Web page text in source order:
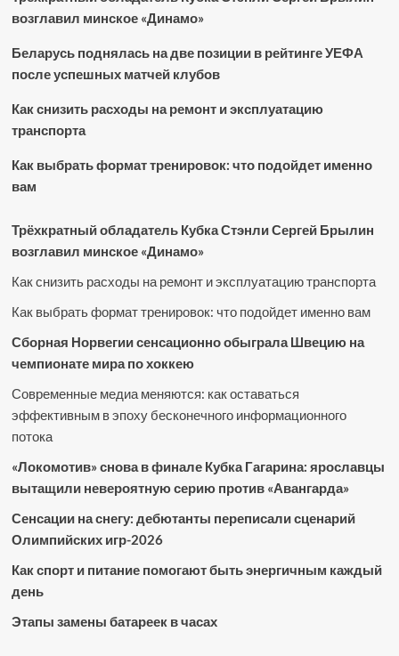
возглавил минское «Динамо»
Беларусь поднялась на две позиции в рейтинге УЕФА
после успешных матчей клубов
Как снизить расходы на ремонт и эксплуатацию
транспорта
Как выбрать формат тренировок: что подойдет именно
вам
Трёхкратный обладатель Кубка Стэнли Сергей Брылин
возглавил минское «Динамо»
Как снизить расходы на ремонт и эксплуатацию транспорта
Как выбрать формат тренировок: что подойдет именно вам
Сборная Норвегии сенсационно обыграла Швецию на
чемпионате мира по хоккею
Современные медиа меняются: как оставаться
эффективным в эпоху бесконечного информационного
потока
«Локомотив» снова в финале Кубка Гагарина: ярославцы
вытащили невероятную серию против «Авангарда»
Сенсации на снегу: дебютанты переписали сценарий
Олимпийских игр-2026
Как спорт и питание помогают быть энергичным каждый
день
Этапы замены батареек в часах